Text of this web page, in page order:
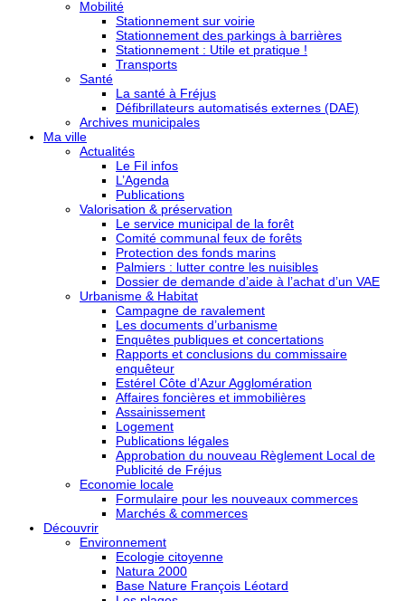
Mobilité
Stationnement sur voirie
Stationnement des parkings à barrières
Stationnement : Utile et pratique !
Transports
Santé
La santé à Fréjus
Défibrillateurs automatisés externes (DAE)
Archives municipales
Ma ville
Actualités
Le Fil infos
L’Agenda
Publications
Valorisation & préservation
Le service municipal de la forêt
Comité communal feux de forêts
Protection des fonds marins
Palmiers : lutter contre les nuisibles
Dossier de demande d’aide à l’achat d’un VAE
Urbanisme & Habitat
Campagne de ravalement
Les documents d’urbanisme
Enquêtes publiques et concertations
Rapports et conclusions du commissaire
enquêteur
Estérel Côte d’Azur Agglomération
Affaires foncières et immobilières
Assainissement
Logement
Publications légales
Approbation du nouveau Règlement Local de
Publicité de Fréjus
Economie locale
Formulaire pour les nouveaux commerces
Marchés & commerces
Découvrir
Environnement
Ecologie citoyenne
Natura 2000
Base Nature François Léotard